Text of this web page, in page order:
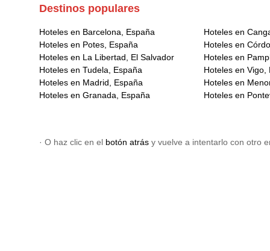
Destinos populares
Hoteles en Barcelona, España
Hoteles en Potes, España
Hoteles en La Libertad, El Salvador
Hoteles en Tudela, España
Hoteles en Madrid, España
Hoteles en Granada, España
Hoteles en
Hoteles en
Hoteles en
Hoteles en Vigo,
Hoteles en
Hoteles en
· O haz clic en el botón atrás y vuelve a intentarlo con otro